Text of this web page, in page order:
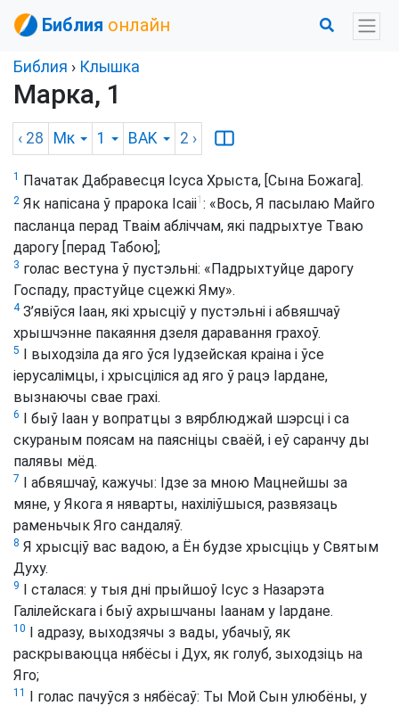
Библия онлайн
Библия › Клышка
Марка, 1
‹ 28 Мк 1 BAK 2 ›
1 Пачатак Дабравесця Ісуса Хрыста, [Сына Божага].
2 Як напісана ў прарока Ісаіі1 : «Вось, Я пасылаю Майго
пасланца перад Тваім абліччам, які падрыхтуе Тваю
дарогу [перад Табою];
3 голас вестуна ў пустэльні: «Падрыхтуйце дарогу
Госпаду, прастуйце сцежкі Яму».
4З’явіўся Іаан, які хрысціў у пустэльні і абвяшчаў
хрышчэнне пакаяння дзеля даравання грахоў.
5 І выходзіла да яго ўся Іудзейская краіна і ўсе
іерусалімцы, і хрысціліся ад яго ў рацэ Іардане,
вызнаючы свае грахі.
6 І быў Іаан у вопратцы з вярблюджай шэрсці і са
скураным поясам на паясніцы сваёй, і еў саранчу ды
палявы мёд.
7 І абвяшчаў, кажучы: Ідзе за мною Мацнейшы за
мяне, у Якога я няварты, нахіліўшыся, развязаць
раменьчык Яго сандаляў.
8 Я хрысціў вас вадою, а Ён будзе хрысціць у Святым
Духу.
9 І сталася: у тыя дні прыйшоў Ісус з Назарэта
Галілейскага і быў ахрышчаны Іаанам у Іардане.
10 І адразу, выходзячы з вады, убачыў, як
раскрываюцца нябёсы і Дух, як голуб, зыходзіць на
Яго;
11 І голас пачуўся з нябёсаў: Ты Мой Сын улюбёны, у